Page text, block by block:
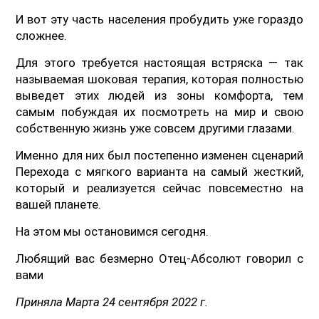
И вот эту часть населения пробудить уже гораздо
сложнее.
Для этого требуется настоящая встряска — так
называемая шоковая терапия, которая полностью
выведет этих людей из зоны комфорта, тем
самым побуждая их посмотреть на мир и свою
собственную жизнь уже совсем другими глазами.
Именно для них был постепенно изменен сценарий
Перехода с мягкого варианта на самый жесткий,
который и реализуется сейчас повсеместно на
вашей планете.
На этом мы остановимся сегодня.
Любящий вас безмерно Отец-Абсолют говорил с
вами
Приняла Марта 24 сентября 2022 г.